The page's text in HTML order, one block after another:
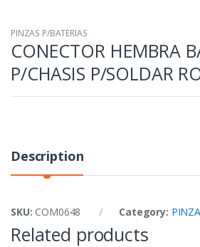
PINZAS P/BATERIAS
CONECTOR HEMBRA
P/CHASIS P/SOLDAR
Description
SKU: COM0648 Category:
Related products